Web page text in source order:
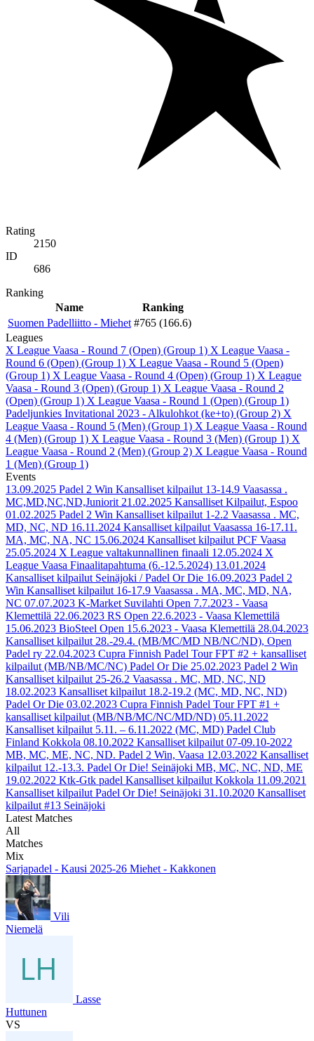
Rating
2150
ID
686
Ranking
Name
Ranking
Suomen Padelliitto - Miehet #765 (166.6)
Leagues
X League Vaasa - Round 7 (Open) (Group 1) X League Vaasa -
Round 6 (Open) (Group 1) X League Vaasa - Round 5 (Open)
(Group 1) X League Vaasa - Round 4 (Open) (Group 1) X League
Vaasa - Round 3 (Open) (Group 1) X League Vaasa - Round 2
(Open) (Group 1) X League Vaasa - Round 1 (Open) (Group 1)
Padeljunkies Invitational 2023 - Alkulohkot (ke+to) (Group 2) X
League Vaasa - Round 5 (Men) (Group 1) X League Vaasa - Round
4 (Men) (Group 1) X League Vaasa - Round 3 (Men) (Group 1) X
League Vaasa - Round 2 (Men) (Group 2) X League Vaasa - Round
1 (Men) (Group 1)
Events
13.09.2025 Padel 2 Win Kansalliset kilpailut 13-14.9 Vaasassa .
MC,MD,NC,ND,Juniorit 21.02.2025 Kansalliset Kilpailut, Espoo
01.02.2025 Padel 2 Win Kansalliset kilpailut 1-2.2 Vaasassa . MC,
MD, NC, ND 16.11.2024 Kansalliset kilpailut Vaasassa 16-17.11.
MA, MC, NA, NC 15.06.2024 Kansalliset kilpailut PCF Vaasa
25.05.2024 X League valtakunnallinen finaali 12.05.2024 X
League Vaasa Finaalitapahtuma (6.-12.5.2024) 13.01.2024
Kansalliset kilpailut Seinäjoki / Padel Or Die 16.09.2023 Padel 2
Win Kansalliset kilpailut 16-17.9 Vaasassa . MA, MC, MD, NA,
NC 07.07.2023 K-Market Suvilahti Open 7.7.2023 - Vaasa
Klemettilä 22.06.2023 RS Open 22.6.2023 - Vaasa Klemettilä
15.06.2023 BioSteel Open 15.6.2023 - Vaasa Klemettilä 28.04.2023
Kansalliset kilpailut 28.-29.4. (MB/MC/MD NB/NC/ND), Open
Padel ry 22.04.2023 Cupra Finnish Padel Tour FPT #2 + kansalliset
kilpailut (MB/NB/MC/NC) Padel Or Die 25.02.2023 Padel 2 Win
Kansalliset kilpailut 25-26.2 Vaasassa . MC, MD, NC, ND
18.02.2023 Kansalliset kilpailut 18.2-19.2 (MC, MD, NC, ND)
Padel Or Die 03.02.2023 Cupra Finnish Padel Tour FPT #1 +
kansalliset kilpailut (MB/NB/MC/NC/MD/ND) 05.11.2022
Kansalliset kilpailut 5.11. – 6.11.2022 (MC, MD) Padel Club
Finland Kokkola 08.10.2022 Kansalliset kilpailut 07-09.10-2022
MB, MC, ME, NC, ND. Padel 2 Win, Vaasa 12.03.2022 Kansalliset
kilpailut 12.-13.3. Padel Or Die! Seinäjoki MB, MC, NC, ND, ME
19.02.2022 Ktk-Gtk padel Kansalliset kilpailut Kokkola 11.09.2021
Kansalliset kilpailut Padel Or Die! Seinäjoki 31.10.2020 Kansalliset
kilpailut #13 Seinäjoki
Latest Matches
All
Matches
Mix
Sarjapadel - Kausi 2025-26 Miehet - Kakkonen
Vili
Niemelä
Lasse
Huttunen
VS